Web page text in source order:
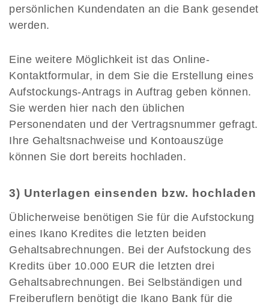
persönlichen Kundendaten an die Bank gesendet
werden.
Eine weitere Möglichkeit ist das Online-
Kontaktformular, in dem Sie die Erstellung eines
Aufstockungs-Antrags in Auftrag geben können.
Sie werden hier nach den üblichen
Personendaten und der Vertragsnummer gefragt.
Ihre Gehaltsnachweise und Kontoauszüge
können Sie dort bereits hochladen.
3) Unterlagen einsenden bzw. hochladen
Üblicherweise benötigen Sie für die Aufstockung
eines Ikano Kredites die letzten beiden
Gehaltsabrechnungen. Bei der Aufstockung des
Kredits über 10.000 EUR die letzten drei
Gehaltsabrechnungen. Bei Selbständigen und
Freiberuflern benötigt die Ikano Bank für die